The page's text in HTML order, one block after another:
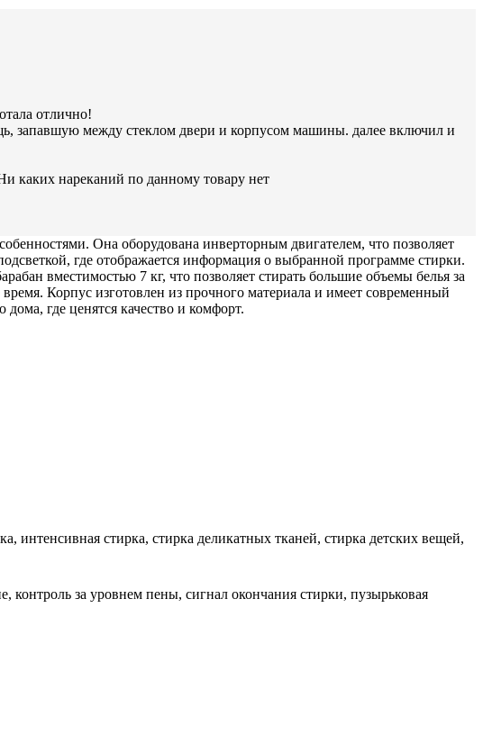
отлично!
запавшую между стеклом двери и корпусом машины. далее включил и
каких нареканий по данному товару нет
Она оборудована инверторным двигателем, что позволяет
где отображается информация о выбранной программе стирки.
вместимостью 7 кг, что позволяет стирать большие объемы белья за
Корпус изготовлен из прочного материала и имеет современный
где ценятся качество и комфорт.
интенсивная стирка, стирка деликатных тканей, стирка детских вещей,
контроль за уровнем пены, сигнал окончания стирки, пузырьковая